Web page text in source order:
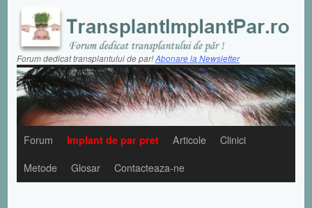
Forum dedicat transplantului de par!Abonare la Newsletter
Forum Implant de par pret Articole
Clinici
Metode
Glosar Contacteaza-ne